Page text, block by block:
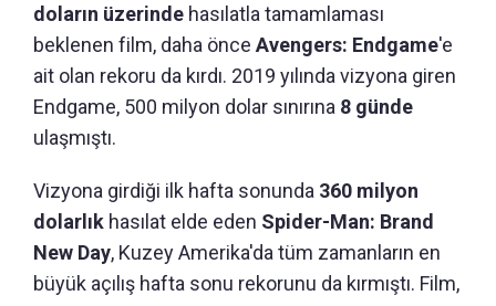
doların üzerinde hasılatla tamamlaması
beklenen film, daha önce Avengers: Endgame'e
ait olan rekoru da kırdı. 2019 yılında vizyona giren
Endgame, 500 milyon dolar sınırına 8 günde
ulaşmıştı.
Vizyona girdiği ilk hafta sonunda 360 milyon
dolarlık hasılat elde eden Spider-Man: Brand
New Day, Kuzey Amerika'da tüm zamanların en
büyük açılış hafta sonu rekorunu da kırmıştı. Film,